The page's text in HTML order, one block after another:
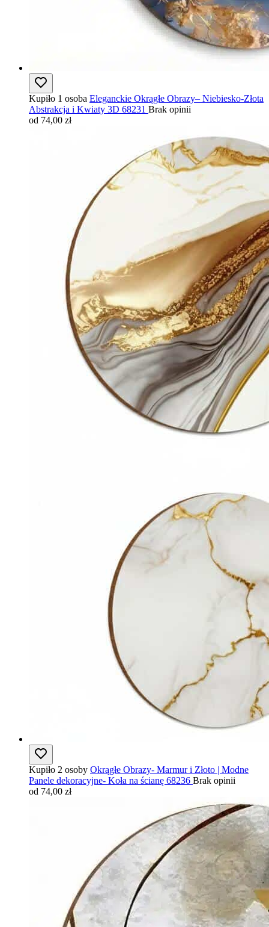
Kupiło 1 osoba Eleganckie Okrągłe Obrazy– Niebiesko-Złota
Abstrakcja i Kwiaty 3D 68231 Brak opinii
od 74,00 zł
Kupiło 2 osoby Okrągłe Obrazy- Marmur i Złoto | Modne
Panele dekoracyjne- Koła na ścianę 68236 Brak opinii
od 74,00 zł